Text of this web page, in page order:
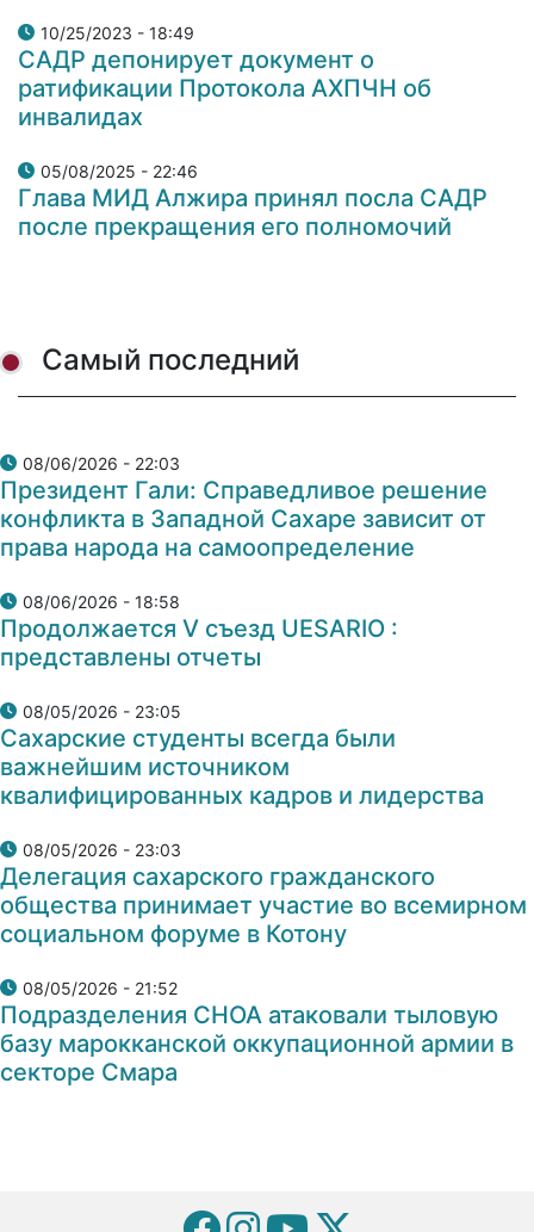
10/25/2023 - 18:49
САДР депонирует документ о
ратификации Протокола АХПЧН об
инвалидах
05/08/2025 - 22:46
Глава МИД Алжира принял посла САДР
после прекращения его полномочий
Самый последний
08/06/2026 - 22:03
Президент Гали: Справедливое решение
конфликта в Западной Сахаре зависит от
права народа на самоопределение
08/06/2026 - 18:58
Продолжается V съезд UESARIO :
представлены отчеты
08/05/2026 - 23:05
Сахарские студенты всегда были
важнейшим источником
квалифицированных кадров и лидерства
08/05/2026 - 23:03
Делегация сахарского гражданского
общества принимает участие во всемирном
социальном форуме в Котону
08/05/2026 - 21:52
Подразделения СНОА атаковали тыловую
базу марокканской оккупационной армии в
секторе Смара